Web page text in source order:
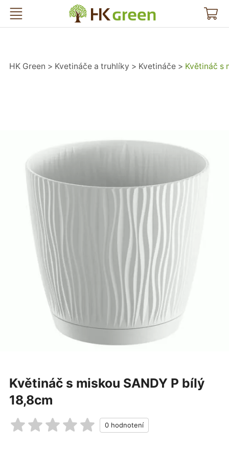
HK Green
HK Green Kvetináče a truhlíky Kvetináče Květináč s
Květináč s miskou SANDY P bílý
18,8cm